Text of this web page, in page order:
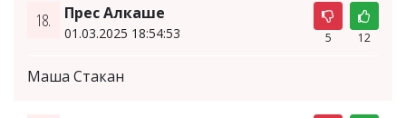
18. Прес Алкаше
01.03.2025 18:54:53 5 12
Маша Стакан